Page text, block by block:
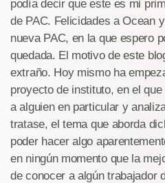
podía decir que este es mi
de PAC. Felicidades a Ocean
nueva PAC, en la que espero
quedada. El motivo de este
extraño. Hoy mismo ha
proyecto de instituto, en el
a alguien en particular y
tratase, el tema que aborda
poder hacer algo
en ningún momento que la
de conocer a algún trabajador